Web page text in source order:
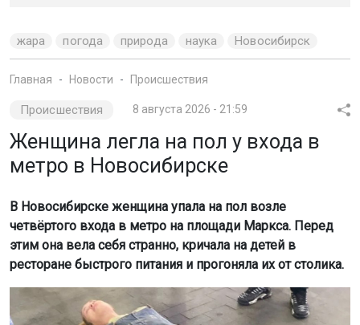
жара погода природа наука Новосибирск
Главная Новости Происшествия
Происшествия 8 августа 2026 - 21:59
Женщина легла на пол у входа в
метро в Новосибирске
В Новосибирске женщина упала на пол возле
четвёртого входа в метро на площади Маркса. Перед
этим она вела себя странно, кричала на детей в
ресторане быстрого питания и прогоняла их от столика.